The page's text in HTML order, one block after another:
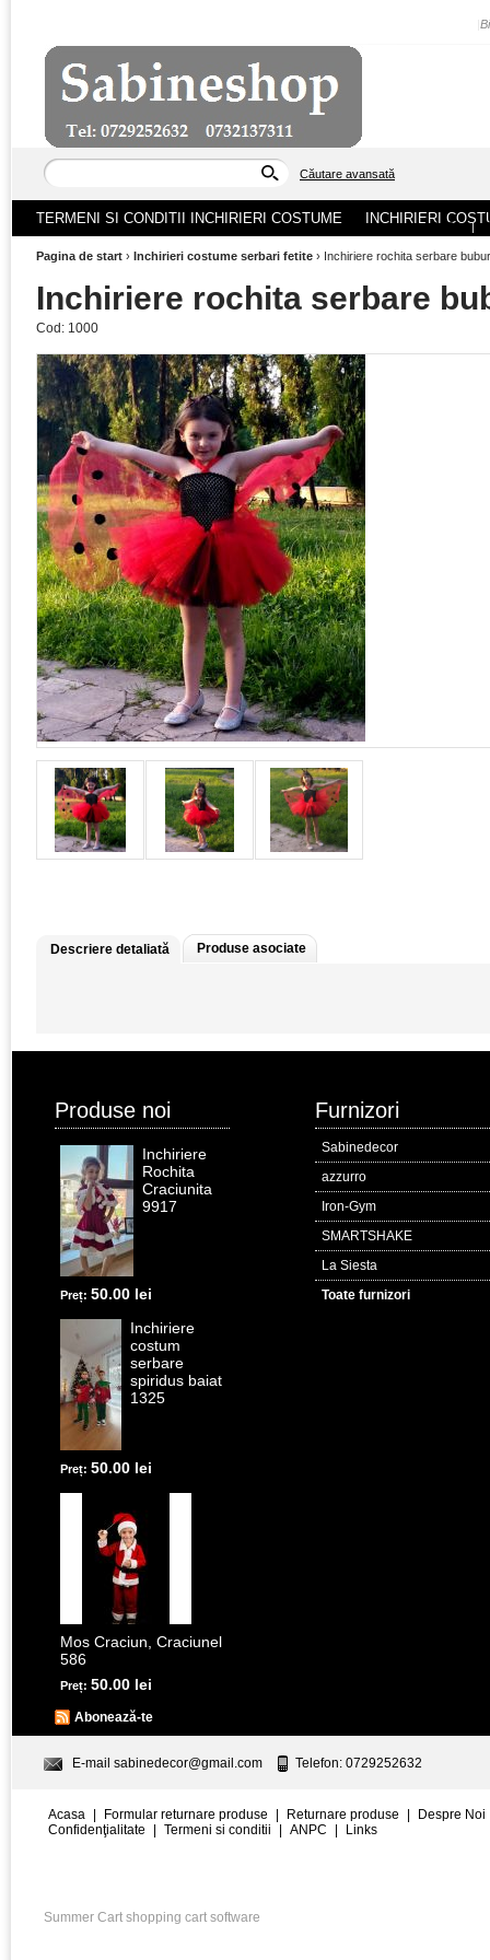
Căutare avansată
ACASA |
TERMENI SI CONDITII INCHIRIERI COSTUME INCHIRIERI
Pagina de start › Inchirieri costume serbari fetite › Inchiriere rochita serbare
Inchiriere rochita serbare
Cod: 1000
Descriere detaliată Produse asociate
Produse noi
Inchiriere
Rochita
Craciunita
9917
Preț: 50.00 lei
Inchiriere
costum
serbare
spiridus baiat
1325
Preț: 50.00 lei
Mos Craciun, Craciunel
586
Preț: 50.00 lei
Abonează-te
Furnizori
Sabinedecor
azzurro
Iron-Gym
SMARTSHAKE
La Siesta
Toate furnizori
E-mail sabinedecor@gmail.com Telefon: 0729252632
Acasa Formular returnare produse Returnare produse
Despre Noi
Confidenţialitate
Termeni si conditii ANPC Links
Summer Cart shopping cart software